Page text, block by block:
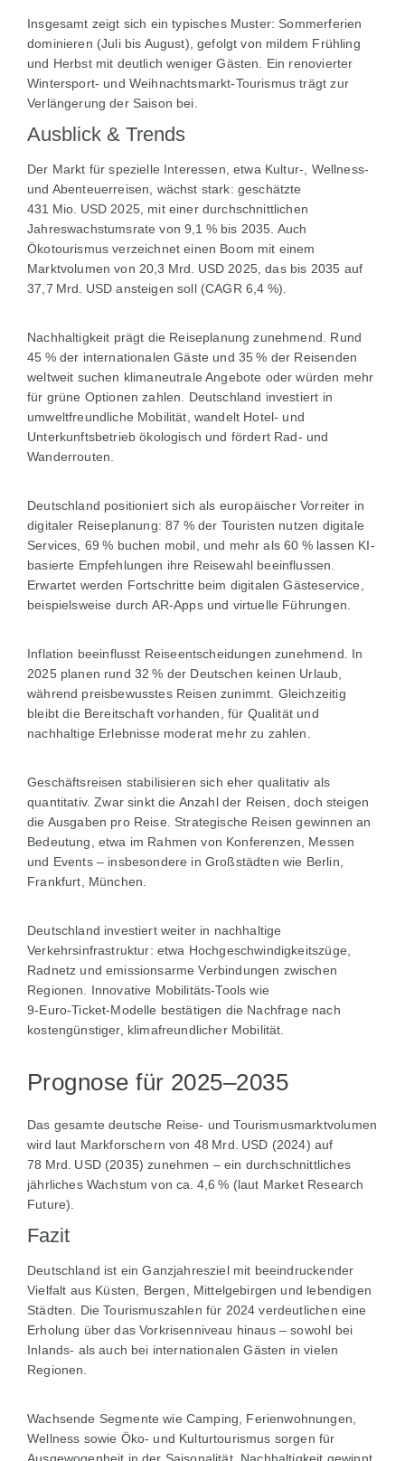
Insgesamt zeigt sich ein typisches Muster: Sommerferien
dominieren (Juli bis August), gefolgt von mildem Frühling
und Herbst mit deutlich weniger Gästen. Ein renovierter
Wintersport- und Weihnachtsmarkt-Tourismus trägt zur
Verlängerung der Saison bei.
Ausblick & Trends
Der Markt für spezielle Interessen, etwa Kultur-, Wellness-
und Abenteuerreisen, wächst stark: geschätzte
431 Mio. USD 2025, mit einer durchschnittlichen
Jahreswachstumsrate von 9,1 % bis 2035. Auch
Ökotourismus verzeichnet einen Boom mit einem
Marktvolumen von 20,3 Mrd. USD 2025, das bis 2035 auf
37,7 Mrd. USD ansteigen soll (CAGR 6,4 %).
Nachhaltigkeit prägt die Reiseplanung zunehmend. Rund
45 % der internationalen Gäste und 35 % der Reisenden
weltweit suchen klimaneutrale Angebote oder würden mehr
für grüne Optionen zahlen. Deutschland investiert in
umweltfreundliche Mobilität, wandelt Hotel- und
Unterkunftsbetrieb ökologisch und fördert Rad- und
Wanderrouten.
Deutschland positioniert sich als europäischer Vorreiter in
digitaler Reiseplanung: 87 % der Touristen nutzen digitale
Services, 69 % buchen mobil, und mehr als 60 % lassen KI-
basierte Empfehlungen ihre Reisewahl beeinflussen.
Erwartet werden Fortschritte beim digitalen Gästeservice,
beispielsweise durch AR-Apps und virtuelle Führungen.
Inflation beeinflusst Reiseentscheidungen zunehmend. In
2025 planen rund 32 % der Deutschen keinen Urlaub,
während preisbewusstes Reisen zunimmt. Gleichzeitig
bleibt die Bereitschaft vorhanden, für Qualität und
nachhaltige Erlebnisse moderat mehr zu zahlen.
Geschäftsreisen stabilisieren sich eher qualitativ als
quantitativ. Zwar sinkt die Anzahl der Reisen, doch steigen
die Ausgaben pro Reise. Strategische Reisen gewinnen an
Bedeutung, etwa im Rahmen von Konferenzen, Messen
und Events – insbesondere in Großstädten wie Berlin,
Frankfurt, München.
Deutschland investiert weiter in nachhaltige
Verkehrsinfrastruktur: etwa Hochgeschwindigkeitszüge,
Radnetz und emissionsarme Verbindungen zwischen
Regionen. Innovative Mobilitäts-Tools wie
9‑Euro‑Ticket‑Modelle bestätigen die Nachfrage nach
kostengünstiger, klimafreundlicher Mobilität.
Prognose für 2025–2035
Das gesamte deutsche Reise- und Tourismusmarktvolumen
wird laut Markforschern von 48 Mrd. USD (2024) auf
78 Mrd. USD (2035) zunehmen – ein durchschnittliches
jährliches Wachstum von ca. 4,6 % (laut Market Research
Future).
Fazit
Deutschland ist ein Ganzjahresziel mit beeindruckender
Vielfalt aus Küsten, Bergen, Mittelgebirgen und lebendigen
Städten. Die Tourismuszahlen für 2024 verdeutlichen eine
Erholung über das Vorkrisenniveau hinaus – sowohl bei
Inlands- als auch bei internationalen Gästen in vielen
Regionen.
Wachsende Segmente wie Camping, Ferienwohnungen,
Wellness sowie Öko- und Kulturtourismus sorgen für